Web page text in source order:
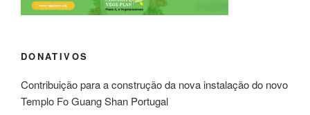
DONATIVOS
Contribuição para a construção da nova instalação do novo
Templo Fo Guang Shan Portugal